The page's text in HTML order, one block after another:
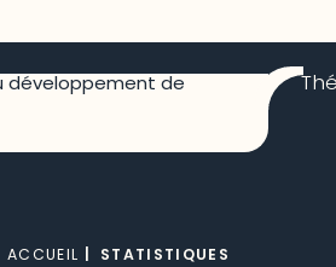
ACCUEIL STATISTIQUES